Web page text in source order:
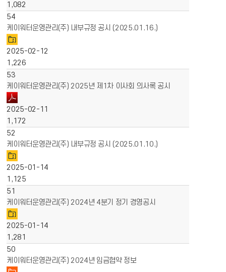
1,082
54
케이워터운영관리(주) 내부규정 공시 (2025.01.16.)
2025-02-12
1,226
53
케이워터운영관리(주) 2025년 제1차 이사회 의사록 공시
2025-02-11
1,172
52
케이워터운영관리(주) 내부규정 공시 (2025.01.10.)
2025-01-14
1,125
51
케이워터운영관리(주) 2024년 4분기 정기 경영공시
2025-01-14
1,281
50
케이워터운영관리(주) 2024년 임금협약 정보